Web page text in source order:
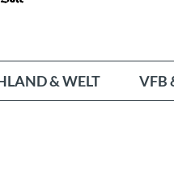
& WELT VFB